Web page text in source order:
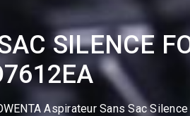
SILENCE
Aspirateur Sans Sac